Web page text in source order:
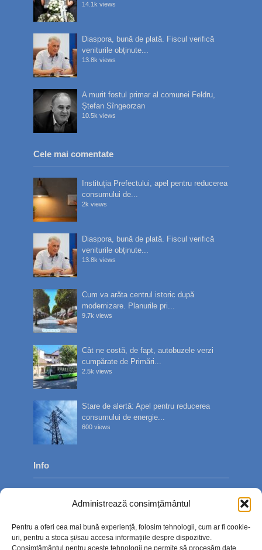
Administrează consimțământul
Pentru a oferi cea mai bună experiență, folosim tehnologii, cum ar fi cookie-
uri, pentru a stoca și/sau accesa informațiile despre dispozitive.
Consimțământul pentru aceste tehnologii ne permite să procesăm date,
14.1k views
Diaspora, bună de plată. Fiscul verifică
veniturile obținute...
13.8k views
A murit fostul primar al comunei Feldru,
Ștefan Sîngeorzan
10.5k views
Cele mai comentate
Instituția Prefectului, apel pentru reducerea
consumului de...
2k views
Diaspora, bună de plată. Fiscul verifică
veniturile obținute...
13.8k views
Cum va arăta centrul istoric după
modernizare. Planurile pri...
9.7k views
Cât ne costă, de fapt, autobuzele verzi
cumpărate de Primări...
2.5k views
Stare de alertă: Apel pentru reducerea
consumului de energie...
600 views
Info
Contact